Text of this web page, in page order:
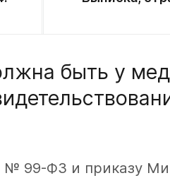
быть у
№ 99-ФЗ и приказу